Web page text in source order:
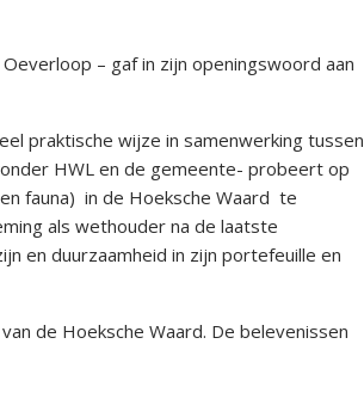
– gaf in zijn openingswoord aan
praktische wijze in samenwerking tussen
HWL en de gemeente- probeert op
fauna) in de Hoeksche Waard te
als wethouder na de laatste
en duurzaamheid in zijn portefeuille en
de Hoeksche Waard. De belevenissen